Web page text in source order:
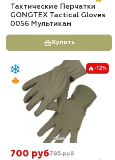
Тактические Перчатки
GONGTEX Tactical Gloves
0056 Мультикам
Купить
-12%
700 руб795 руб